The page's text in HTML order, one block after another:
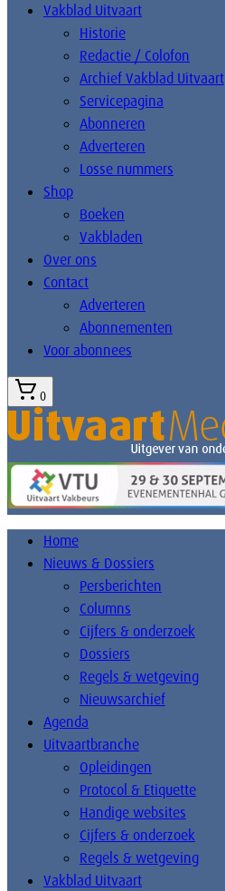
Vakblad Uitvaart
Historie
Redactie / Colofon
Archief Vakblad Uitvaart
Servicepagina
Abonneren
Adverteren
Losse nummers
Shop
Boeken
Vakbladen
Over ons
Contact
Adverteren
Abonnementen
Voor abonnees
0
Home
Nieuws & Dossiers
Persberichten
Columns
Cijfers & onderzoek
Dossiers
Regels & wetgeving
Nieuwsarchief
Agenda
Uitvaartbranche
Opleidingen
Protocol & Etiquette
Handige websites
Cijfers & onderzoek
Regels & wetgeving
Vakblad Uitvaart